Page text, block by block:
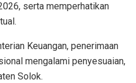
serta memperhatikan
Keuangan, penerimaan
mengalami penyesuaian,
Solok.